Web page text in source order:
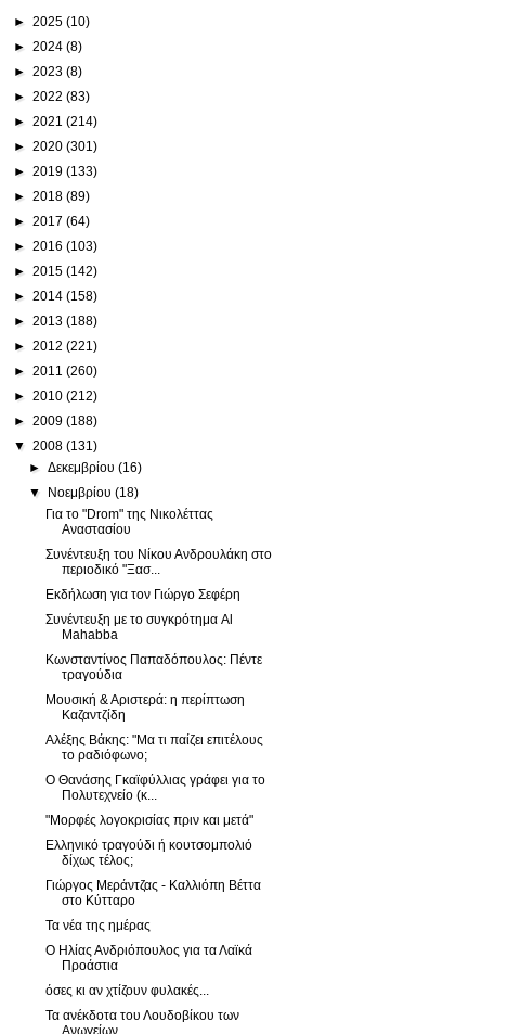
► 2025 (10)
► 2024 (8)
► 2023 (8)
► 2022 (83)
► 2021 (214)
► 2020 (301)
► 2019 (133)
► 2018 (89)
► 2017 (64)
► 2016 (103)
► 2015 (142)
► 2014 (158)
► 2013 (188)
► 2012 (221)
► 2011 (260)
► 2010 (212)
► 2009 (188)
▼ 2008 (131)
►Δεκεμβρίου(16)
▼ Νοεμβρίου(18)
Για το "Drom" της Νικολέττας
Αναστασίου
Συνέντευξη του Νίκου Ανδρουλάκη στο
περιοδικό "Ξασ...
Εκδήλωση για τον Γιώργο Σεφέρη
Συνέντευξη με το συγκρότημα Al
Mahabba
Κωνσταντίνος Παπαδόπουλος: Πέντε
τραγούδια
Μουσική & Αριστερά: η περίπτωση
Καζαντζίδη
Αλέξης Βάκης: "Μα τι παίζει επιτέλους
το ραδιόφωνο;
Ο Θανάσης Γκαϊφύλλιας γράφει για το
Πολυτεχνείο (κ...
"Μορφές λογοκρισίας πριν και μετά"
Ελληνικό τραγούδι ή κουτσομπολιό
δίχως τέλος;
Γιώργος Μεράντζας - Καλλιόπη Βέττα
στο Κύτταρο
Τα νέα της ημέρας
Ο Ηλίας Ανδριόπουλος για τα Λαϊκά
Προάστια
όσες κι αν χτίζουν φυλακές...
Τα ανέκδοτα του Λουδοβίκου των
Ανωγείων